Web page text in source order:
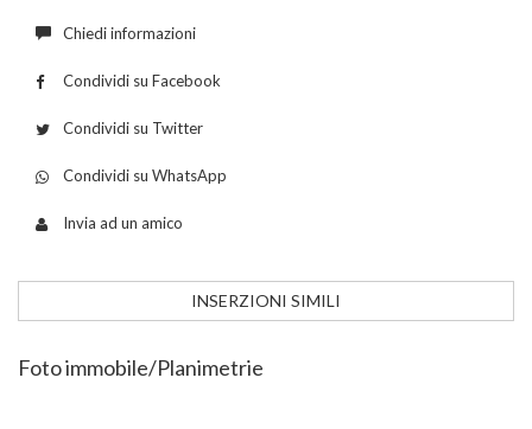
Chiedi informazioni
Condividi su Facebook
Condividi su Twitter
Condividi su WhatsApp
Invia ad un amico
INSERZIONI SIMILI
Foto immobile/Planimetrie